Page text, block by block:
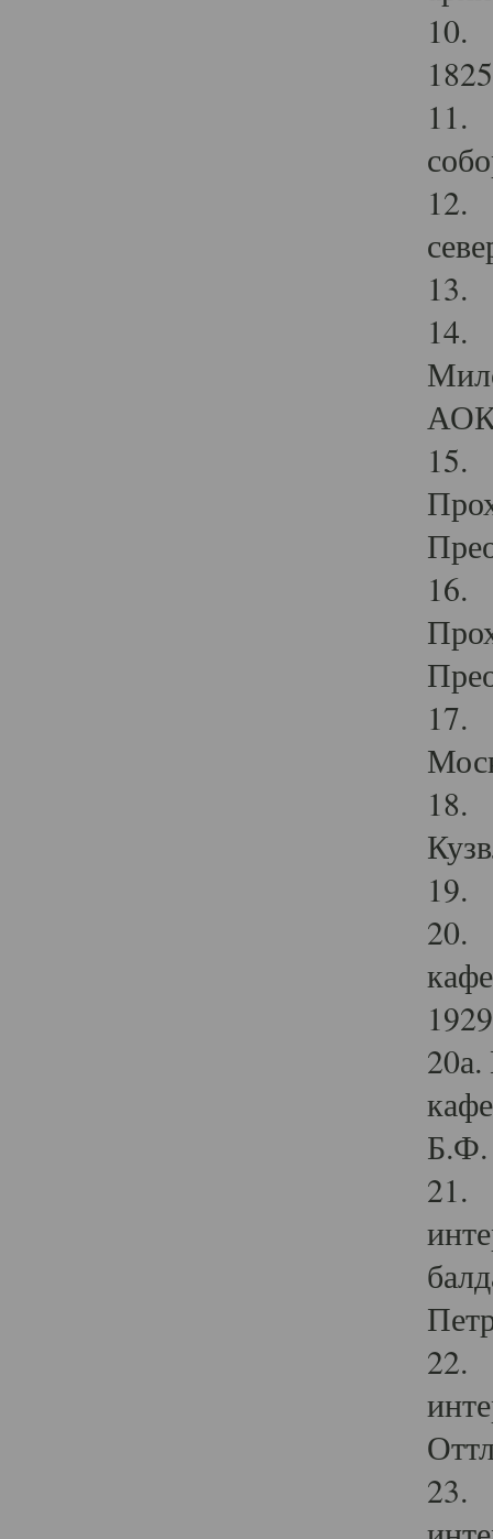
10.
11.
12.
13.
14.
15.
16.
17.
18.
19.
20.
Б.Ф.
21.
22.
23.